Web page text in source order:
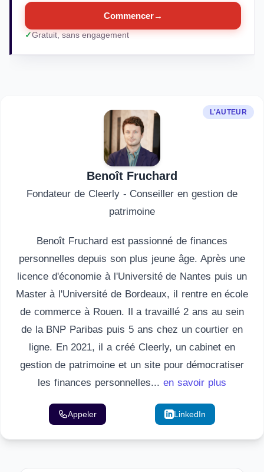
Commencer→
Gratuit, sans engagement
L'AUTEUR
Benoît Fruchard
Fondateur de Cleerly - Conseiller en gestion de
patrimoine
Benoît Fruchard est passionné de finances
personnelles depuis son plus jeune âge. Après une
licence d'économie à l'Université de Nantes puis un
Master à l'Université de Bordeaux, il rentre en école
de commerce à Rouen. Il a travaillé 2 ans au sein
de la BNP Paribas puis 5 ans chez un courtier en
ligne. En 2021, il a créé Cleerly, un cabinet en
gestion de patrimoine et un site pour démocratiser
les finances personnelles... en savoir plus
Appeler LinkedIn